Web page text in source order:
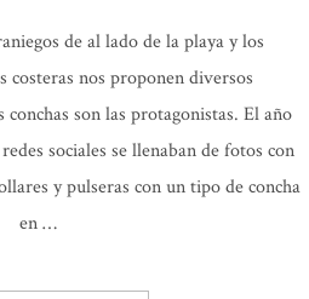
de al lado de la playa y los
costeras nos proponen diversos
son las protagonistas. El año
sociales se llenaban de fotos con
y pulseras con un tipo de concha
en …